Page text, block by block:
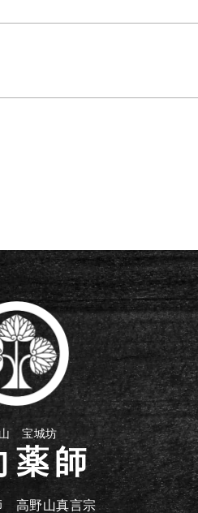
山 宝城坊
薬師
高野山真言宗